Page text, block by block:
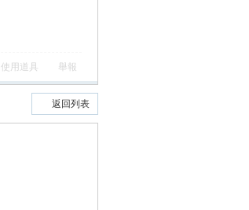
使用道具 舉報
返回列表